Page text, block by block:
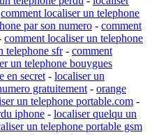
comment localiser un telephone
par son numero - comment
comment localiser un telephone
telephone sfr- comment
un telephone bouygues
en secret - localiser un
gratuitement - orange
un telephone portable.com -
iphone - localiser quelqu un
un telephone portable gsm